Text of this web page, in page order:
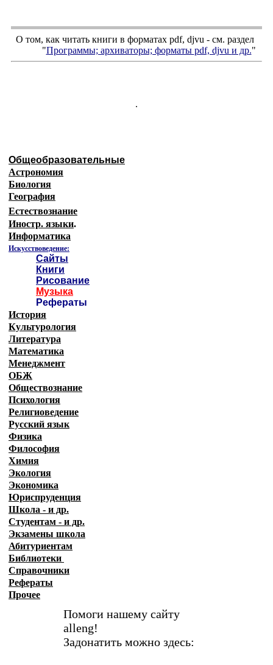
О том, как читать книги в форматах pdf, djvu - см. раздел
"Программы; архиваторы; форматы pdf, djvu и др."
.
Общеобразовательные
Астрономия
Биология
География
Естествознание
Иностр. языки.
Информатика
Искусствоведение:
Сайты
Книги
Рисование
Музыка
Рефераты
История
Культурология
Литература
Математика
Менеджмент
ОБЖ
Обществознание
Психология
Религиоведение
Русский язык
Физика
Философия
Химия
Экология
Экономика
Юриспруденция
Школа - и др.
Студентам - и др.
Экзамены школа
Абитуриентам
Библиотеки
Справочники
Рефераты
Прочее
Помоги нашему сайту
alleng!
Задонатить можно здесь: